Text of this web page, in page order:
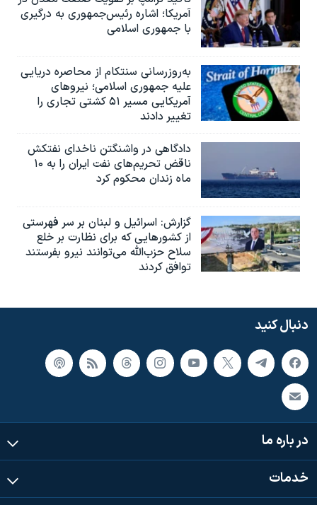
آمریکا؛ اشاره رئیس‌جمهوری به درگیری
با جمهوری اسلامی
به‌روزرسانی سنتکام از محاصره دریایی
علیه جمهوری اسلامی؛ نیروهای
آمریکایی مسیر ۵۱ کشتی تجاری را
تغییر دادند
دادگاهی در واشنگتن ناخدای نفتکش
ناقض تحریم‌های نفت ایران را به ۱۰
ماه زندان محکوم کرد
گزارش‌: اسرائيل و لبنان بر سر فهرستی
از کشورهایی که برای نظارت بر خلع
سلاح حزب‌الله می‌توانند نیرو بفرستند
توافق کردند
دنبال کنید
در باره ما
خدمات